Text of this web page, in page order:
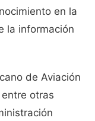
en la
la información
de Aviación
otras